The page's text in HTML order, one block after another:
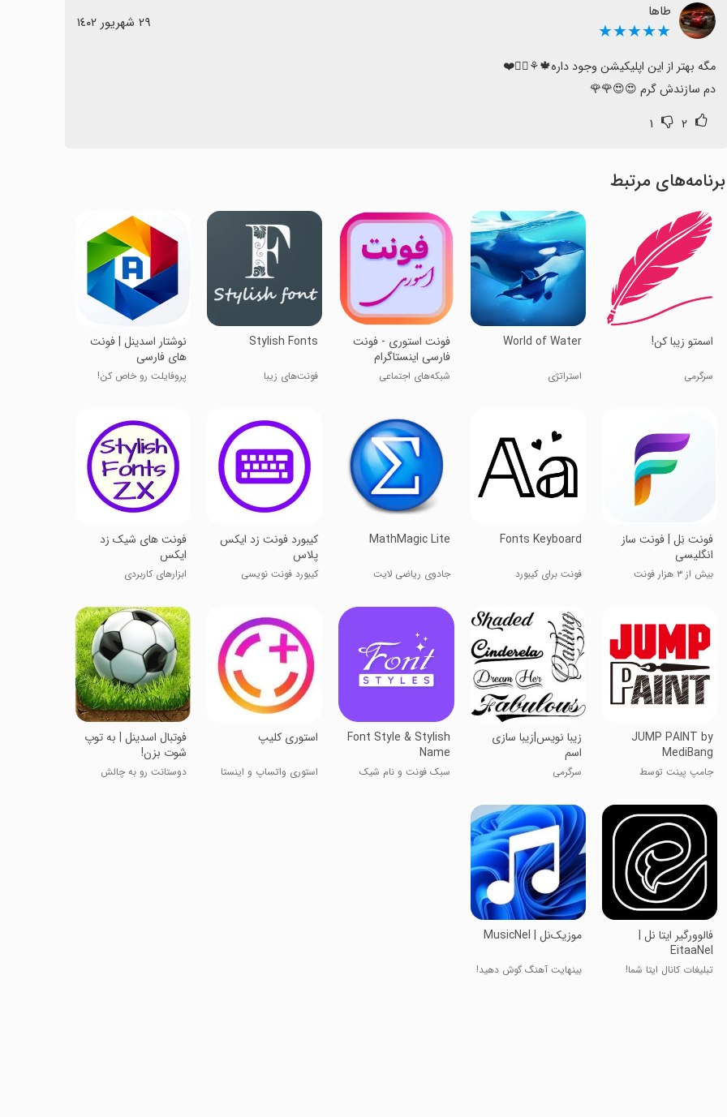
طاها
★★★★★ ٢٩ شهریور ١٤٠٢
دم سازندش گرم 😍😍🌹🌹
۲ ۱
برنامه‌های مرتبط
‏اسمتو زیبا کن!
سرگرمی
World of Water
استراتژی
‏فونت استوری - فونت
فارسی اینستاگرام
شبکه‌های اجتماعی
Stylish Fonts
فونت‌های زیبا
‏‏‏نوشتار اسدینل | فونت
های فارسی
پروفایلت رو خاص کن!
‏‏‏‏فونت نِل | فونت ساز
انگلیسی
بیش از ۳ هزار فونت
Fonts Keyboard
فونت برای کیبورد
MathMagic Lite
جادوی ریاضی لایت
کیبورد فونت زد ایکس
پلاس
کیبورد فونت نویسی
فونت های شیک زد
ایکس
ابزارهای کاربردی
JUMP PAINT by
MediBang
جامپ پینت توسط
زیبا نویس|زیبا سازی
اسم
سرگرمی
Font Style & Stylish
Name
سبک فونت و نام شیک
استوری کلیپ
استوری واتساپ و اینستا
فوتبال اسدینل | به توپ
شوت بزن!
دوستانت رو به چالش
فالوورگیر ایتا نل |
EitaaNel
تبلیغات کانال ایتا شما!
موزیک‌نل | MusicNel
بینهایت آهنگ گوش دهید!